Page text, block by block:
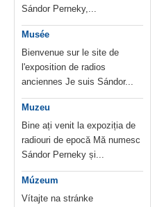
Sándor Perneky,...
Musée
Bienvenue sur le site de
l'exposition de radios
anciennes Je suis Sándor...
Muzeu
Bine ați venit la expoziția de
radiouri de epocă Mă numesc
Sándor Perneky și...
Múzeum
Vítajte na stránke